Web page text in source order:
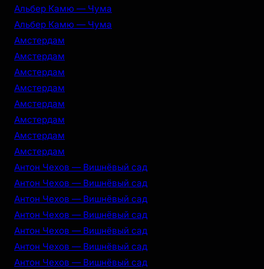
Альбер Камю — Чума
Альбер Камю — Чума
Амстердам
Амстердам
Амстердам
Амстердам
Амстердам
Амстердам
Амстердам
Амстердам
Антон Чехов — Вишнёвый сад
Антон Чехов — Вишнёвый сад
Антон Чехов — Вишнёвый сад
Антон Чехов — Вишнёвый сад
Антон Чехов — Вишнёвый сад
Антон Чехов — Вишнёвый сад
Антон Чехов — Вишнёвый сад